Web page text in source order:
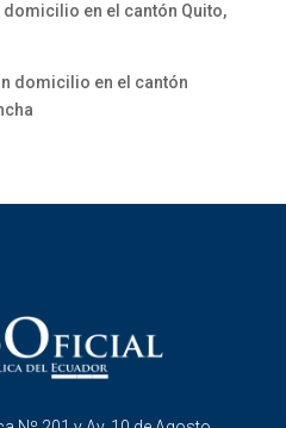
domicilio en el cantón Quito,
domicilio en el cantón